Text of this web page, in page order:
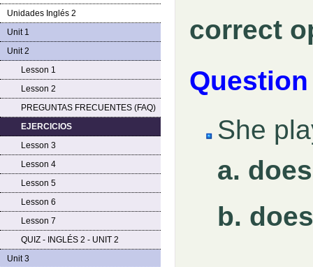
Unidades Inglés 2
Unit 1
Unit 2
Lesson 1
Lesson 2
PREGUNTAS FRECUENTES (FAQ)
EJERCICIOS
Lesson 3
Lesson 4
Lesson 5
Lesson 6
Lesson 7
QUIZ - INGLÉS 2 - UNIT 2
Unit 3
correct
She
a.
b.